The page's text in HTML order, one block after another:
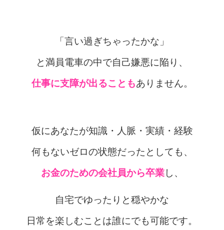
「言い過ぎちゃったかな」
と満員電車の中で自己嫌悪に陥り、
仕事に支障が出ることもありません。
仮にあなたが知識・人脈・実績・経験
何もないゼロの状態だったとしても、
お金のための会社員から卒業し、
自宅でゆったりと穏やかな
日常を楽しむことは誰にでも可能です。